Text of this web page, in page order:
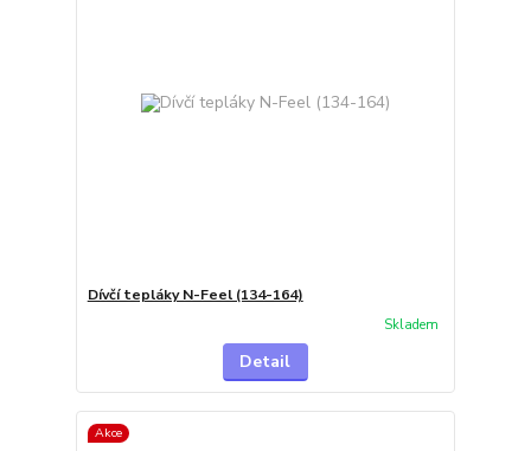
Dívčí tepláky N-Feel (134-164)
Skladem
Detail
Akce